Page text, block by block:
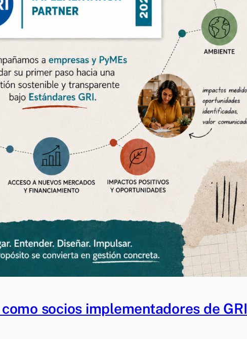
socios implementadores de GRI